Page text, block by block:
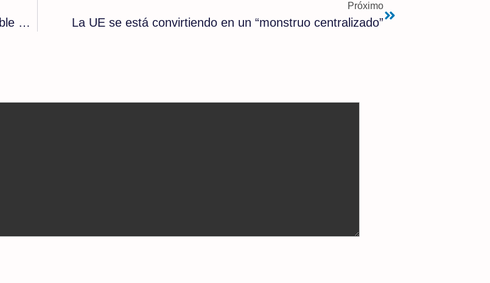
El PP y la teoría del caballo muerto: un partido irreconocible que sigue engañando a su electorado
Próximo
La UE se está convirtiendo en un “monstruo centralizado”